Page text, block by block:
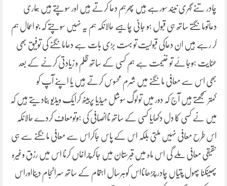
چادر تنے گہری نیند سورہے ہیں پھرہم دعا کرتے ہیں اور سوچتے ہیں ہماری
دعاتومانگتے ساتھ ہی قبول ہو جانی چاہیے حالانکہ ہم یہ نہیں سوچتے کہ جو اعمال ہم
کر رہے ہیں ان دعاکی قبولیت تو بہت بڑی بات ہے دعامانگنے کی توفیق بھی
عنایت ہوجائے تو غنیمت ہے ہم کسی کے ساتھ ظلم و زیادتی کرنے کے بعد
بھی اس سے معافی مانگنے میں شرم محسوس کرتے ہیں یا اپنے آپ کو
کمتر سمجھتے ہیں آج کہ دور میں تولوگ سوشل میڈیا پربیٹھ کرایک ویڈیو بنادیتے ہیں کہ
میں نے کسی کا دل دکھایا کسی کے ساتھ ناانصافی کی ہوتومعاف کردے حالانکہ
اس طرح معافی نہیں ملتی بلکہ اس کے پاس جاکراس سے معافی مانگنے سے ہی
حقیقی معافی ملے گی اس ماہ میں قبرستان میں جاکرچراغاں کرنا اس میں رزق وغیرہ
پھینکنا پھول پتیاں چادر چڑھانااس کوہرسال اہتمام کے ساتھ سرانجام دینااوراس